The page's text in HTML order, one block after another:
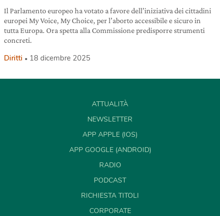
Il Parlamento europeo ha votato a favore dell’iniziativa dei cittadini
europei My Voice, My Choice, per l’aborto accessibile e sicuro in
tutta Europa. Ora spetta alla Commissione predisporre strumenti
concreti.
Diritti 18 dicembre 2025
ATTUALITÀ
NEWSLETTER
APP APPLE (IOS)
APP GOOGLE (ANDROID)
RADIO
PODCAST
RICHIESTA TITOLI
CORPORATE